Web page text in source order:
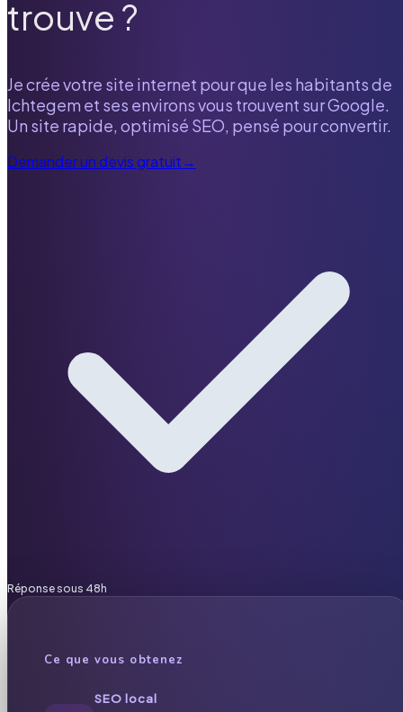
trouve ?
Je crée votre site internet pour que les habitants de
Ichtegem et ses environs vous trouvent sur Google.
Un site rapide, optimisé SEO, pensé pour convertir.
Demander un devis gratuit→
Réponse sous 48h
Ce que vous obtenez
SEO local